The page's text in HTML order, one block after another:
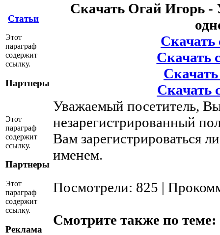
Статьи
Этот
параграф
содержит
ссылку.
Партнеры
Этот
параграф
содержит
ссылку.
Партнеры
Этот
параграф
содержит
ссылку.
Реклама
Скачать Огай Игорь -
Скачать
Скачать
Скачать
Скачать
Уважаемый посетитель,
незарегистрированный
Вам зарегистрироваться
именем.
Посмотрели: 825 |
Смотрите также по теме: